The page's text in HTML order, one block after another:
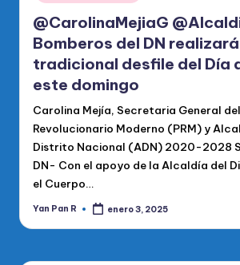
d
el
P
R
M
@CarolinaMejiaG
Bomberos del DN
tradicional desfile del Día
este domingo
Carolina Mejía, Secretaria General
Revolucionario Moderno (PRM) y
Distrito Nacional (ADN) 2020-2028
DN- Con el apoyo de la Alcaldía del
el Cuerpo…
Publicado
Yan Pan R enero 3, 2025